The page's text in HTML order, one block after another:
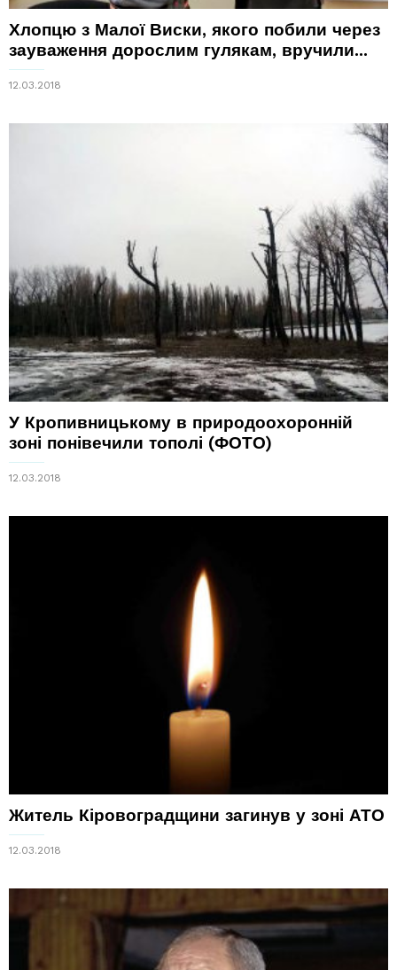
Хлопцю з Малої Виски, якого побили через
зауваження дорослим гулякам, вручили...
12.03.2018
У Кропивницькому в природоохоронній
зоні понівечили тополі (ФОТО)
12.03.2018
Житель Кіровоградщини загинув у зоні АТО
12.03.2018